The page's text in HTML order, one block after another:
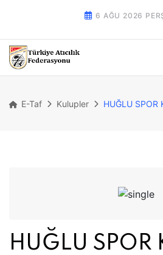
6 AĞU 2026
E-Taf Kulupler HUĞLU SPOR
HUĞLU SPOR